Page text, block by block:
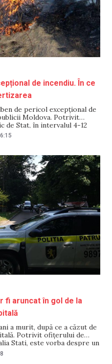
de incendiu. În ce
de pericol excepțional de
Moldova. Potrivit
de Stat, în intervalul 4-12
excepțional de incendiu
că în funcţie de
fi aruncat în gol de la
a murit, după ce a căzut de
Potrivit ofițerului de
Stati, este vorba despre un
pe strada Albișoara din